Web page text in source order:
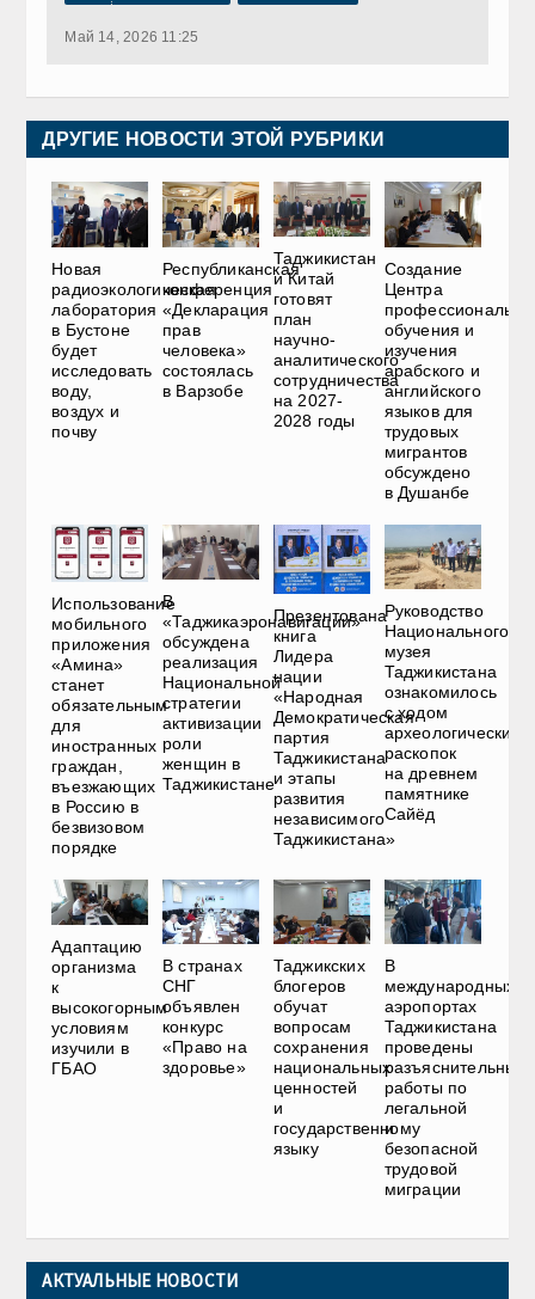
Май 14, 2026 11:25
ДРУГИЕ НОВОСТИ ЭТОЙ РУБРИКИ
Новая
радиоэкологическая
лаборатория
в Бустоне
будет
исследовать
воду,
воздух и
почву
Республиканская
конференция
«Декларация
прав
человека»
состоялась
в Варзобе
Таджикистан
и Китай
готовят
план
научно-
аналитического
сотрудничества
на 2027-
2028 годы
Создание
Центра
обучения и
изучения
арабского и
английского
языков для
трудовых
мигрантов
обсуждено
в Душанбе
Использование
мобильного
приложения
«Амина»
станет
обязательным
для
иностранных
граждан,
въезжающих
в Россию в
безвизовом
порядке
В
«Таджикаэронавигации»
обсуждена
реализация
Национальной
стратегии
активизации
роли
женщин в
Таджикистане
Презентована
книга
Лидера
нации
«Народная
Демократическая
партия
Таджикистана
и этапы
развития
независимого
Таджикистана»
Руководство
Национального
музея
Таджикистана
ознакомилось
с ходом
археологических
раскопок
на древнем
памятнике
Сайёд
Адаптацию
организма
к
высокогорным
условиям
изучили в
ГБАО
В странах
СНГ
объявлен
конкурс
«Право на
здоровье»
Таджикских
блогеров
обучат
вопросам
сохранения
национальных
ценностей
и
государственному
языку
В
международных
аэропортах
Таджикистана
проведены
разъяснительные
работы по
легальной
и
безопасной
трудовой
миграции
АКТУАЛЬНЫЕ НОВОСТИ